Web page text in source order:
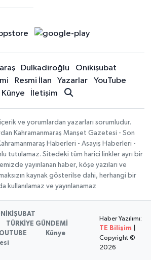
Dulkadiroğlu
Onikişubat
Resmi İlan Yazarlar
YouTube
Künye
İletişim
ve yorumlardan yazarları sorumludur.
Kahramanmaraş Manşet Gazetesi - Son
Haberleri - Asayiş Haberleri -
tutulamaz. Sitedeki tüm harici linkler ayrı bir
yayınlanan haber, köşe yazıları ve
kaynak gösterilse dahi, herhangi bir
kullanılamaz ve yayınlanamaz
TÜRKİYE GÜNDEMİ
Künye
Haber Yazılımı:
TE Bilişim
Copyright ©
2026